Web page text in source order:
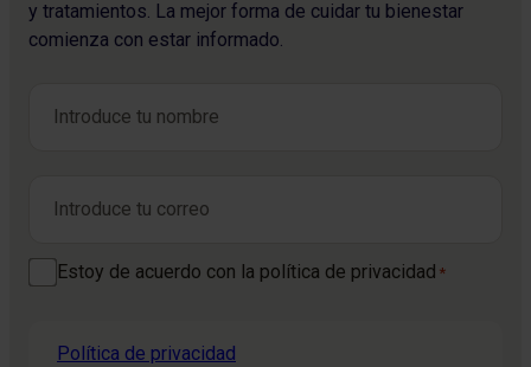
y tratamientos. La mejor forma de cuidar tu bienestar
comienza con estar informado.
Consentimiento *
Estoy de acuerdo con la política de privacidad *
Política de privacidad